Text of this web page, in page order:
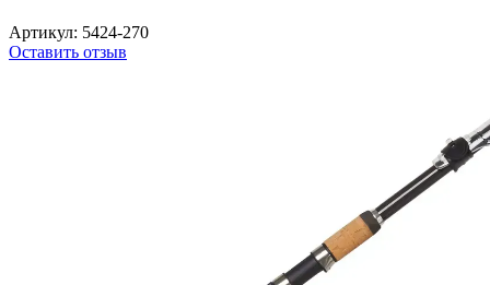
Артикул: 5424-270
Оставить отзыв